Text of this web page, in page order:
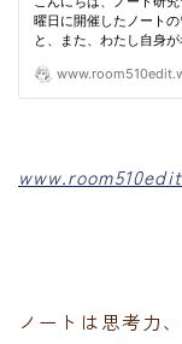
ノートは思考力